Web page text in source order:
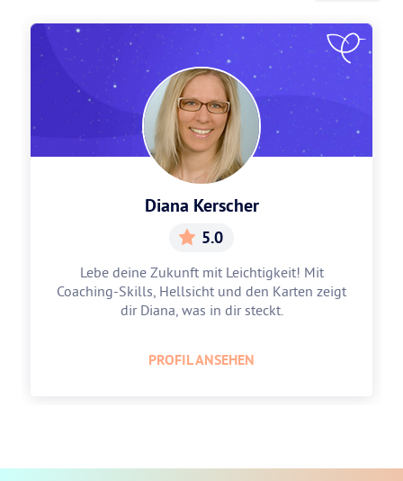
Diana Kerscher
5.0
Lebe deine Zukunft mit Leichtigkeit! Mit
Coaching-Skills, Hellsicht und den Karten zeigt
dir Diana, was in dir steckt.
PROFIL ANSEHEN